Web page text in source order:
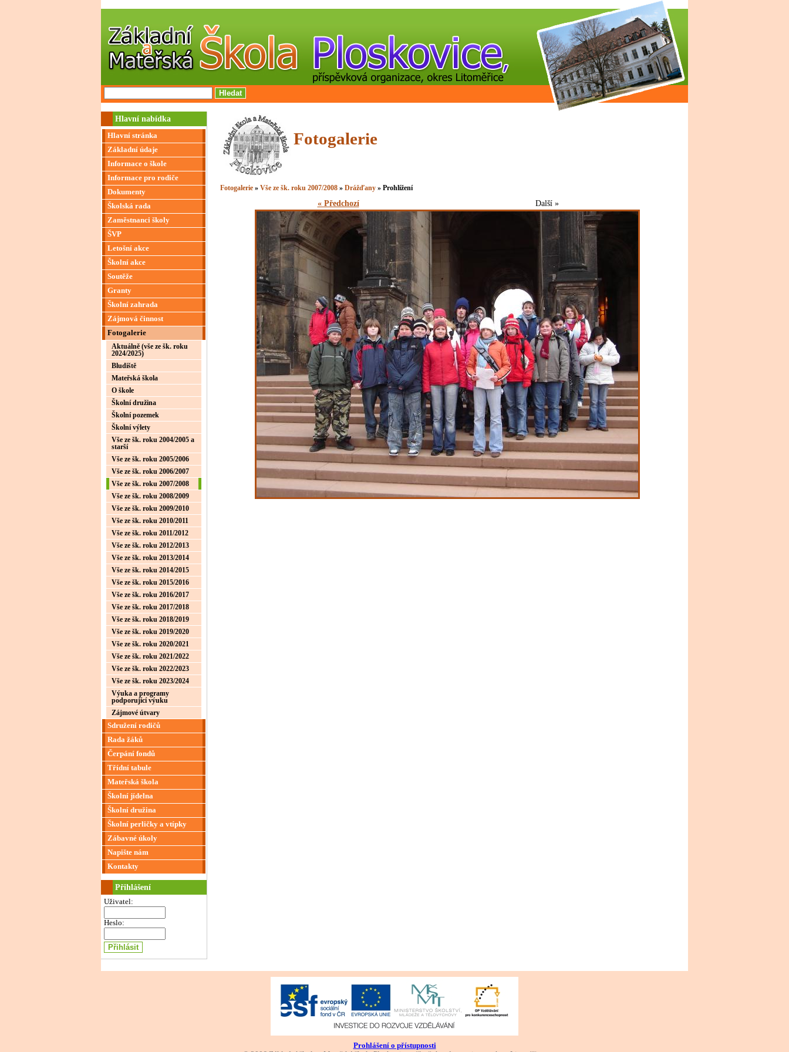
Hlavní nabídka
Hlavní stránka
Základní údaje
Informace o škole
Informace pro rodiče
Dokumenty
Školská rada
Zaměstnanci školy
ŠVP
Letošní akce
Školní akce
Soutěže
Granty
Školní zahrada
Zájmová činnost
Fotogalerie
Aktuálně (vše ze šk. roku
2024/2025)
Bludiště
Mateřská škola
O škole
Školní družina
Školní pozemek
Školní výlety
Vše ze šk. roku 2004/2005 a
starší
Vše ze šk. roku 2005/2006
Vše ze šk. roku 2006/2007
Vše ze šk. roku 2007/2008
Vše ze šk. roku 2008/2009
Vše ze šk. roku 2009/2010
Vše ze šk. roku 2010/2011
Vše ze šk. roku 2011/2012
Vše ze šk. roku 2012/2013
Vše ze šk. roku 2013/2014
Vše ze šk. roku 2014/2015
Vše ze šk. roku 2015/2016
Vše ze šk. roku 2016/2017
Vše ze šk. roku 2017/2018
Vše ze šk. roku 2018/2019
Vše ze šk. roku 2019/2020
Vše ze šk. roku 2020/2021
Vše ze šk. roku 2021/2022
Vše ze šk. roku 2022/2023
Vše ze šk. roku 2023/2024
Výuka a programy
podporující výuku
Zájmové útvary
Sdružení rodičů
Rada žáků
Čerpání fondů
Třídní tabule
Mateřská škola
Školní jídelna
Školní družina
Školní perličky a vtípky
Zábavné úkoly
Napište nám
Kontakty
Přihlášení
Uživatel:
Heslo:
Fotogalerie
Fotogalerie» Vše ze šk. roku 2007/2008» Drážďany» Prohlížení
« Předchozí Další »
Prohlášení o přístupnosti